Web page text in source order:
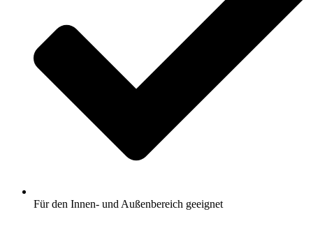
Für den Innen- und Außenbereich geeignet